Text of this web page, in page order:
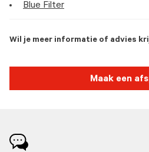
Blue Filter
Wil je meer informatie of advies
Maak een